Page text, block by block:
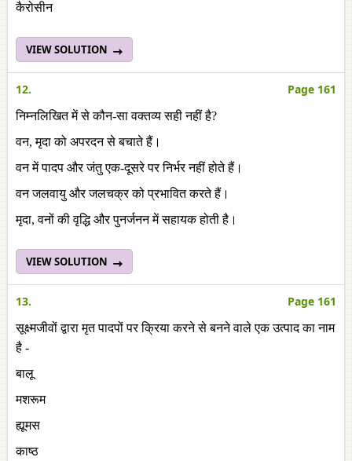
कैरोसीन
VIEW SOLUTION
12. Page 161
निम्नलिखित में से कौन-सा वक्तव्य सही नहीं है?
वन, मृदा को अपरदन से बचाते हैं।
वन में पादप और जंतु एक-दूसरे पर निर्भर नहीं होते हैं।
वन जलवायु और जलचक्र को प्रभावित करते हैं।
मृदा, वनों की वृद्धि और पुनर्जनन में सहायक होती है।
VIEW SOLUTION
13. Page 161
सूक्ष्मजीवों द्वारा मृत पादपों पर क्रिया करने से बनने वाले एक उत्पाद का नाम
है -
बालू
मशरूम
ह्यूमस
काष्ठ